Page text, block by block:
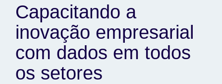
Capacitando a
inovação empresarial
com dados em todos
os setores